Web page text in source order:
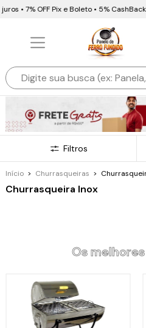
7% OFF Pix e Boleto • 5% CashBack •
Filtros
Início > Churrasqueiras >
Churrasqueira Inox
Os melhores